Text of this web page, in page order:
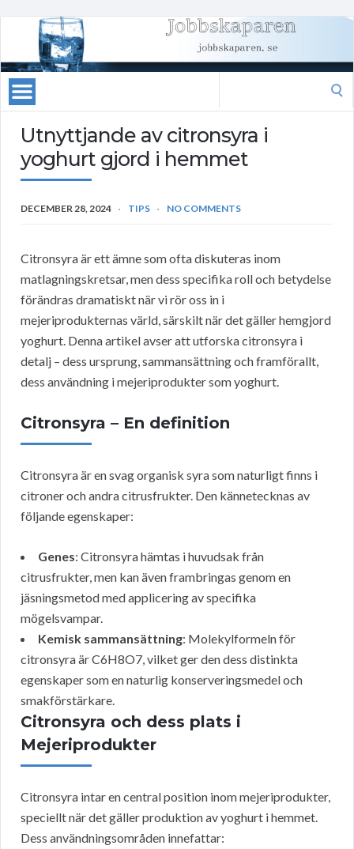
Utnyttjande av citronsyra i
yoghurt gjord i hemmet
DECEMBER 28, 2024 TIPS NO COMMENTS
Citronsyra är ett ämne som ofta diskuteras inom
matlagningskretsar, men dess specifika roll och betydelse
förändras dramatiskt när vi rör oss in i
mejeriprodukternas värld, särskilt när det gäller hemgjord
yoghurt. Denna artikel avser att utforska citronsyra i
detalj – dess ursprung, sammansättning och framförallt,
dess användning i mejeriprodukter som yoghurt.
Citronsyra – En definition
Citronsyra är en svag organisk syra som naturligt finns i
citroner och andra citrusfrukter. Den kännetecknas av
följande egenskaper:
Genes: Citronsyra hämtas i huvudsak från
citrusfrukter, men kan även frambringas genom en
jäsningsmetod med applicering av specifika
mögelsvampar.
Kemisk sammansättning: Molekylformeln för
citronsyra är C6H8O7, vilket ger den dess distinkta
egenskaper som en naturlig konserveringsmedel och
smakförstärkare.
Citronsyra och dess plats i
Mejeriprodukter
Citronsyra intar en central position inom mejeriprodukter,
speciellt när det gäller produktion av yoghurt i hemmet.
Dess användningsområden innefattar: